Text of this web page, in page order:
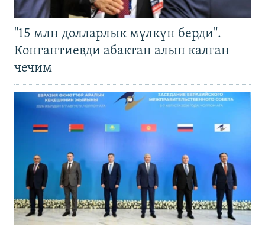
"15 млн долларлык мүлкүн берди".
Конгантиевди абактан алып калган
чечим